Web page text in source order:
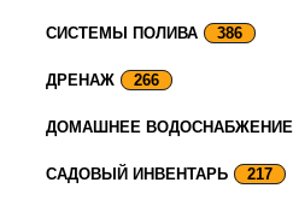
СИСТЕМЫ ПОЛИВА 386
ДРЕНАЖ 266
ДОМАШНЕЕ ВОДОСНАБЖЕНИЕ
САДОВЫЙ ИНВЕНТАРЬ 217